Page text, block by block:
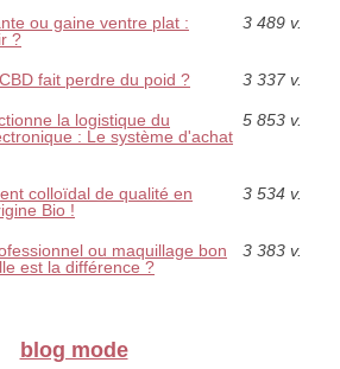
ou gaine ventre plat :
?
3 489 v.
fait perdre du poid ? 3 337 v.
la logistique du
: Le système d'achat
5 853 v.
colloïdal de qualité en
Bio !
3 534 v.
ou maquillage bon
est la différence ?
3 383 v.
blog mode